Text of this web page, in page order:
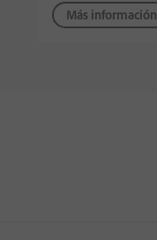
Más